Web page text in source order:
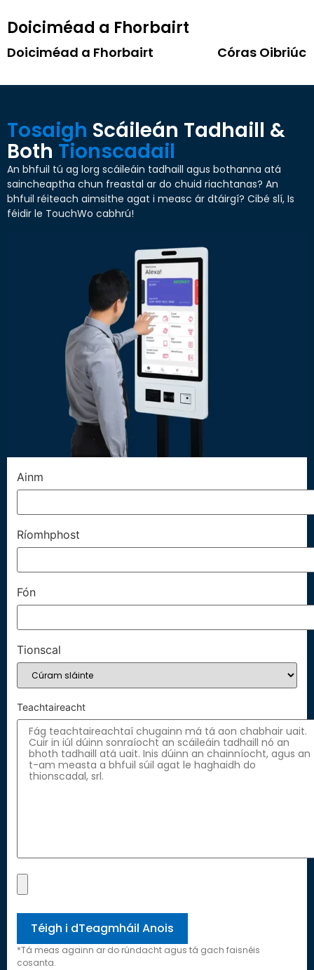
Doiciméad a Fhorbairt
Doiciméad a Fhorbairt Córas
Tosaigh Scáileán Tadhaill &
Both Tionscadail
An bhfuil tú ag lorg scáileáin tadhaill agus bothanna atá
saincheaptha chun freastal ar do chuid riachtanas? An
bhfuil réiteach aimsithe agat i measc ár dtáirgí? Cibé slí, Is
féidir le TouchWo cabhrú!
Ainm
Ríomhphost
Fón
Tionscal
Teachtaireacht
*Tá meas againn ar do rúndacht agus tá gach faisnéis
cosanta.